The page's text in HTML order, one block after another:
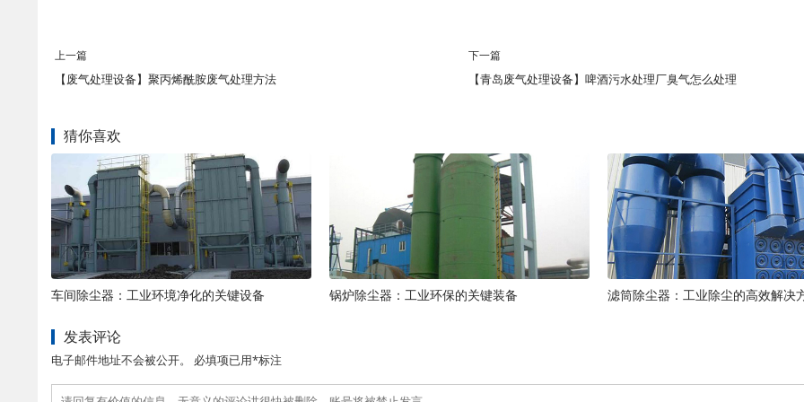
上一篇
【废气处理设备】聚丙烯酰胺废气处理方法
下一篇
【青岛废气处理设备】啤酒污水处理厂臭气怎么处理
猜你喜欢
车间除尘器：工业环境净化的关键设备 锅炉除尘器：工业环保的关键装备 滤筒除尘器：工业除尘的高效解决
发表评论
电子邮件地址不会被公开。 必填项已用*标注